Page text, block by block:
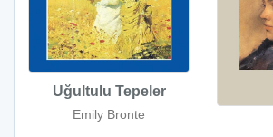
Uğultulu Tepeler
Emily Bronte